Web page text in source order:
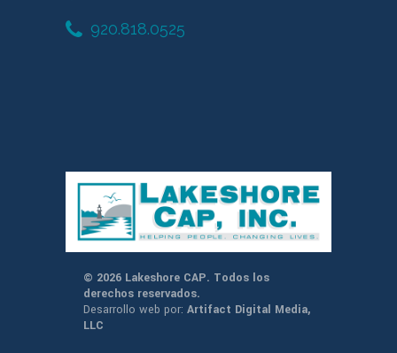
920.818.0525
© 2026 Lakeshore CAP. Todos los
derechos reservados.
Desarrollo web por: Artifact Digital Media,
LLC